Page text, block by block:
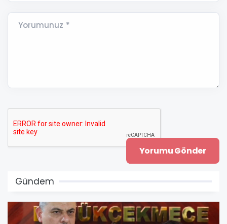
Yorumunuz *
Gündem